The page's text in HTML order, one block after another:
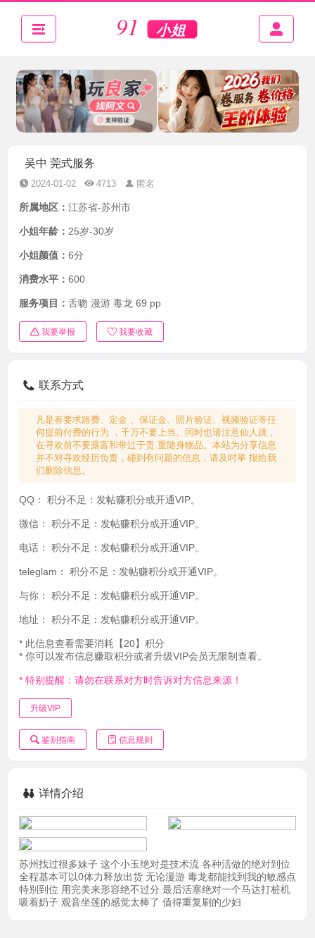
吴中 莞式服务
2024-01-02 4713 匿名
所属地区： 江苏省-苏州市
小姐年龄： 25岁-30岁
小姐颜值： 6分
消费水平： 600
服务项目： 舌吻 漫游 毒龙 69 pp
我要举报 我要收藏
联系方式
凡是有要求路费、定金 、保证金、照片验证、视频验证等任
何提前付费的行为 ，千万不要上当。同时也请注意仙人跳，
在寻欢前不要露富和带过于贵 重随身物品。本站为分享信息
并不对寻欢经历负责，碰到有问题的信息，请及时举 报给我
们删除信息。
QQ： 积分不足：发帖赚积分或开通VIP。
微信： 积分不足：发帖赚积分或开通VIP。
电话： 积分不足：发帖赚积分或开通VIP。
teleglam： 积分不足：发帖赚积分或开通VIP。
与你： 积分不足：发帖赚积分或开通VIP。
地址： 积分不足：发帖赚积分或开通VIP。
* 此信息查看需要消耗【20】积分
* 你可以发布信息赚取积分或者升级VIP会员无限制查看。
* 特别提醒：请勿在联系对方时告诉对方信息来源！
升级VIP
鉴别指南 信息规则
详情介绍
苏州找过很多妹子 这个小玉绝对是技术流 各种活做的绝对到位
全程基本可以0体力释放出货 无论漫游 毒龙都能找到我的敏感点
特别到位 用完美来形容绝不过分 最后活塞绝对一个马达打桩机
吸着奶子 观音坐莲的感觉太棒了 值得重复刷的少妇